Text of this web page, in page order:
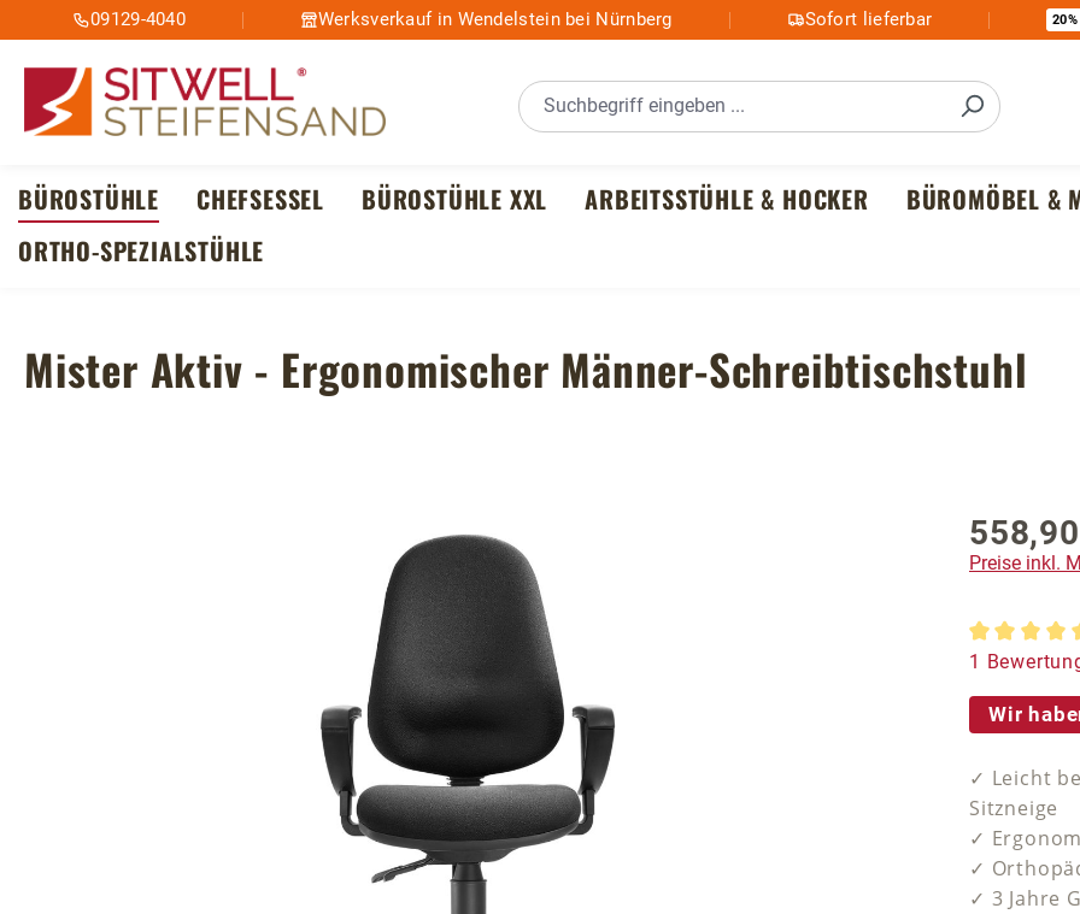
Hauptinhalt springen
Zur Suche springen
Zur Hauptnavigation springen
09129-4040 Werksverkauf in Wendelstein bei Nürnberg Sofort lieferbar 20%
BÜROSTÜHLE CHEFSESSEL BÜROSTÜHLE XXL ARBEITSSTÜHLE & HOCKER BÜROMÖBEL &
ORTHO-SPEZIALSTÜHLE
Mister Aktiv - Ergonomischer Männer-Schreibtischstuhl
Preise inkl.
1
Wir
✓ Leicht
Sitzneige
✓
✓
✓ 3 Jahre